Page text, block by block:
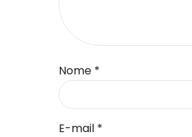
Nome *
E-mail *